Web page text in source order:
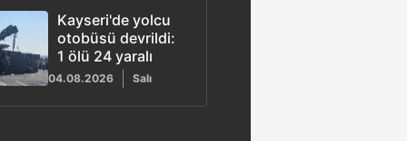
Kayseri'de yolcu
otobüsü devrildi:
1 ölü 24 yaralı
04.08.2026 Salı